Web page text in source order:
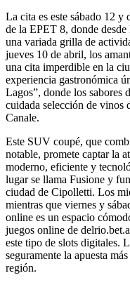
La cita es este sábado 12 y
de la EPET 8, donde desde
una variada grilla de
jueves 10 de abril, los
una cita imperdible en la
experiencia gastronómica
Lagos”, donde los sabores
cuidada selección de vinos
Canale.
Este SUV coupé, que
notable, promete captar la
moderno, eficiente y
lugar se llama Fusione y
ciudad de Cipolletti. Los
mientras que viernes y
online es un espacio
juegos online de
este tipo de slots digitales.
seguramente la apuesta
región.